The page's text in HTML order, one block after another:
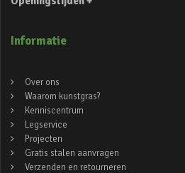
Informatie
Over ons
Waarom kunstgras?
Kenniscentrum
Legservice
Projecten
Gratis stalen aanvragen
Verzenden en retourneren